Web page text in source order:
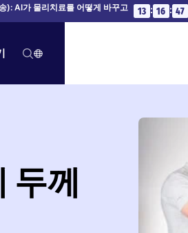
): AI가 물리치료를 어떻게 바꾸고 13 : 16 : 47
두께